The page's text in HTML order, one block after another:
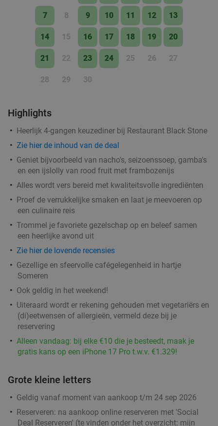
Godfried de Vocht De Echte Bakker
Vandaag Ma Wo
Do
Godfried de Vocht De Echte Bakker
Eindhoven 16 min.
Verkocht: 941
59%
Twapan
9.0 star
Eindhoven
Verkocht: 158 Regulier €78,95
€32,50
35%
High tea (1,5 uur), shared brunch of ontbijt bij
Teds Eindhoven Strijp-S
Teds Eindhoven Strijp-S
Eindhoven
Verkocht: 509 Regulier €22,95
€14
Chidoz Eindhoven Strijp-S
Verkocht: 27 €14 ,50
€9
7 8 9 10 11 12 13
14 15 16 17 18 19 20
21 22 23 24 25 26 27
28 29 30
Highlights
Heerlijk 4-gangen keuzediner bij Restaurant Black Stone
Zie hier de inhoud van de deal
Geniet bijvoorbeeld van nacho's, seizoenssoep, gamba's
en een ijslolly van rood fruit met frambozenijs
Alles wordt vers bereid met kwaliteitsvolle ingrediënten
Proef de verrukkelijke smaken en laat je meevoeren op
een culinaire reis
Trommel je favoriete gezelschap op en beleef samen
een heerlijke avond uit
Zie hier de lovende recensies
Gezellige en sfeervolle cafégelegenheid in hartje
Someren
Ook geldig in het weekend!
Uiteraard wordt er rekening gehouden met vegetariërs en
(di)eetwensen of allergieën, vermeld deze bij je
reservering
Alleen vandaag: bij elke €10 die je besteedt, maak je
gratis kans op een iPhone 17 Pro t.w.v. €1.329!
Grote kleine letters
Geldig vanaf moment van aankoop t/m 24 sep 2026
Reserveren: na aankoop online reserveren met 'Social
Deal Reserveren' (te vinden onder het overzicht: mijn